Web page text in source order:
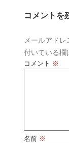
コメントを
メールアド
付いている欄
コメント ※
名前 ※